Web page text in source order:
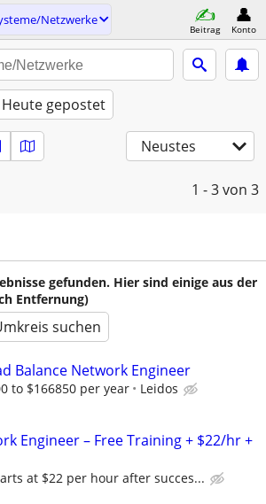
Netzwerke
Beitrag Konto
Heute gepostet
Neustes
1 - 3von 3
gefunden. Hier sind einige aus der
Entfernung)
suchen
Balance Network Engineer
to $166850 per year Leidos
Engineer – Free Training + $22/hr +
at $22 per hour after succes...